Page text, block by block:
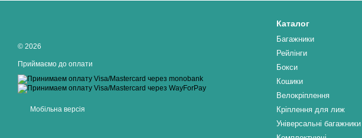
© 2026
Приймаємо до оплати
Мобільна версія
Каталог
Багажники
Рейлінги
Бокси
Кошики
Велокріплення
Кріплення для лиж
Універсальні багажники